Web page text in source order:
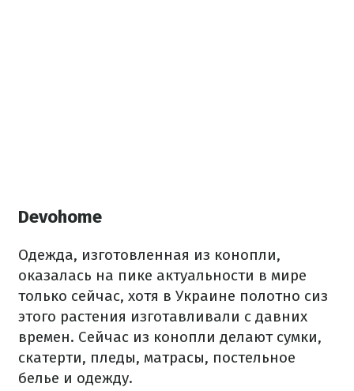
Devohome
Одежда, изготовленная из конопли,
оказалась на пике актуальности в мире
только сейчас, хотя в Украине полотно сиз
этого растения изготавливали с давних
времен. Сейчас из конопли делают сумки,
скатерти, пледы, матрасы, постельное
белье и одежду.